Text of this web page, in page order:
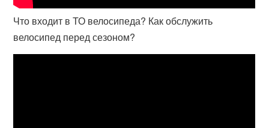
Что входит в ТО велосипеда? Как обслужить
велосипед перед сезоном?